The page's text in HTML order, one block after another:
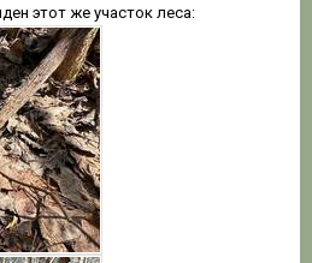
этот же участок леса: